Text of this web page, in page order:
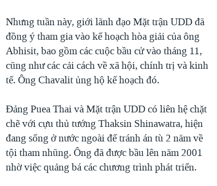
Nhưng tuần này, giới lãnh đạo Mặt trận UDD đã
đồng ý tham gia vào kế hoạch hòa giải của ông
Abhisit, bao gồm các cuộc bầu cử vào tháng 11,
cũng như các cải cách về xã hội, chính trị và kinh
tế. Ông Chavalit ủng hộ kế hoạch đó.
Đảng Puea Thai và Mặt trận UDD có liên hệ chặt
chẽ với cựu thủ tướng Thaksin Shinawatra, hiện
đang sống ở nước ngoài để tránh án tù 2 năm về
tội tham nhũng. Ông đã được bầu lên năm 2001
nhờ việc quảng bá các chương trình phát triển.